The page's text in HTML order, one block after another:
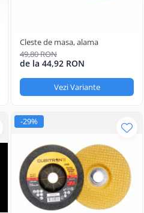
Cleste de masa, alama
49,80 RON
de la 44,92 RON
Vezi Variante
-29%